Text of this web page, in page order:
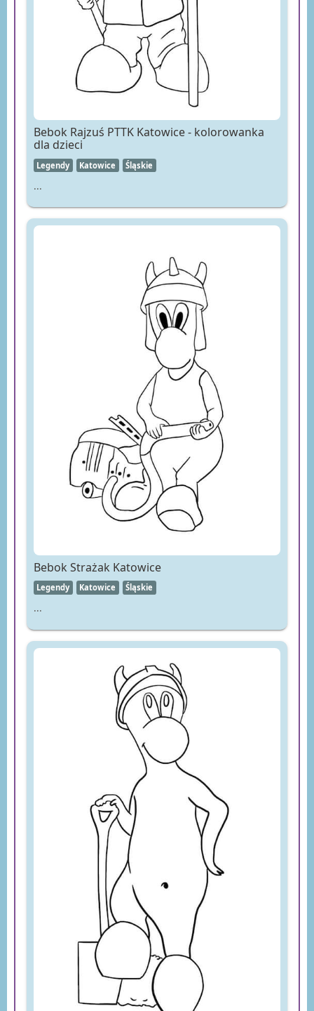
Bebok Rajzuś PTTK Katowice - kolorowanka
dla dzieci
Legendy Katowice Śląskie
...
Bebok Strażak Katowice
Legendy Katowice Śląskie
...